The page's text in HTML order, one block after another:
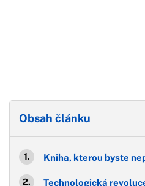
Obsah článku
Kniha, kterou byste
Technologická